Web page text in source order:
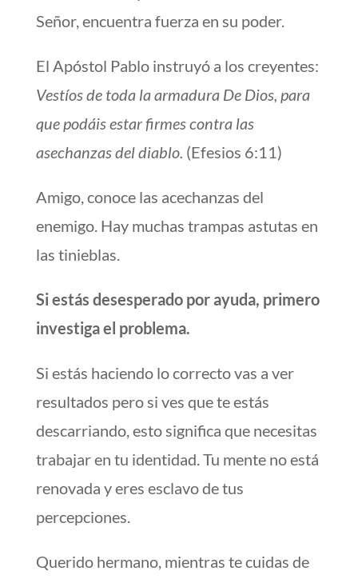
Señor, encuentra fuerza en su poder.
El Apóstol Pablo instruyó a los creyentes:
Vestíos de toda la armadura De Dios, para
que podáis estar firmes contra las
asechanzas del diablo. (Efesios 6:11)
Amigo, conoce las acechanzas del
enemigo. Hay muchas trampas astutas en
las tinieblas.
Si estás desesperado por ayuda, primero
investiga el problema.
Si estás haciendo lo correcto vas a ver
resultados pero si ves que te estás
descarriando, esto significa que necesitas
trabajar en tu identidad. Tu mente no está
renovada y eres esclavo de tus
percepciones.
Querido hermano, mientras te cuidas de